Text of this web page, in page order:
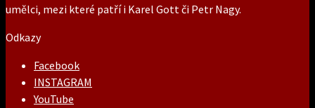
umělci, mezi které patří i Karel Gott či Petr Nagy.
Odkazy
Facebook
INSTAGRAM
YouTube